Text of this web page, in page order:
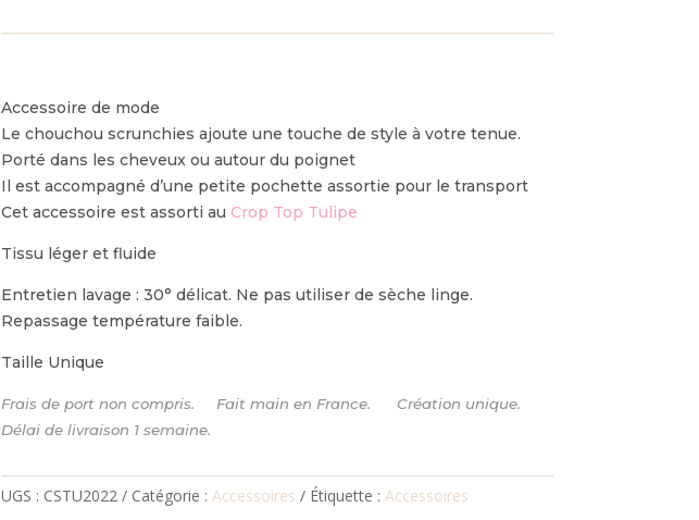
Tulipe
Accessoire de mode
Le chouchou scrunchies ajoute une touche de style à votre tenue.
Porté dans les cheveux ou autour du poignet
Il est accompagné d’une petite pochette assortie pour le transport
Cet accessoire est assorti au Crop Top Tulipe
Tissu léger et fluide
Entretien lavage : 30° délicat. Ne pas utiliser de sèche linge.
Repassage température faible.
Taille Unique
Frais de port non compris. Fait main en France. Création unique.
Délai de livraison 1 semaine.
UGS : CSTU2022 Catégorie : Accessoires Étiquette : Accessoires